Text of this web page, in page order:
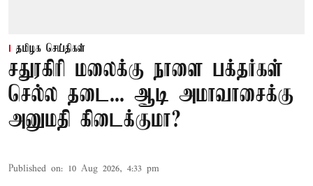
தமிழக செய்திகள்
சதுரகிரி மலைக்கு நாளை பக்தர்கள்
செல்ல தடை... ஆடி அமாவாசைக்கு
அனுமதி கிடைக்குமா?
Published on: 10 Aug 2026, 4:33 pm